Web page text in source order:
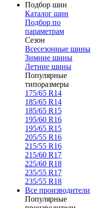
Подбор шин
Каталог шин
Подбор по
параметрам
Сезон
Всесезонные шины
Зимние шины
Летние шины
Популярные
типоразмеры
175/65 R14
185/65 R14
185/65 R15
195/60 R16
195/65 R15
205/55 R16
215/55 R16
215/60 R17
225/60 R18
235/55 R17
235/55 R18
Все производители
Популярные